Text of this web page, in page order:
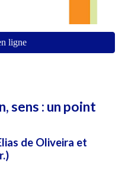
ligne
sens : un point
de Oliveira et